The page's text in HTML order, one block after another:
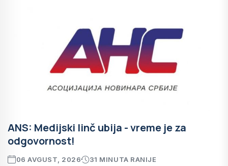
ANS: Medijski linč ubija - vreme je za
odgovornost!
06 AVGUST, 2026 31 MINUTA RANIJE